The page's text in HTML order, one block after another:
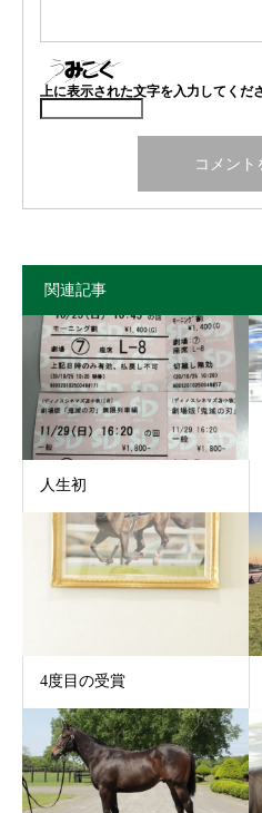
上に表示された文字を入力してくだ
関連記事
人生初
4度目の受賞